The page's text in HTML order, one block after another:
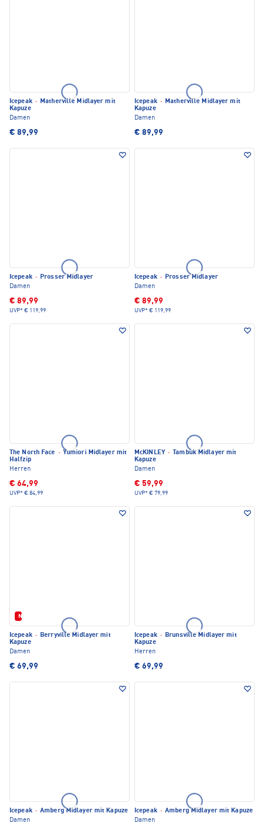
Icepeak · Matherville Midlayer mit
Kapuze
Damen
€ 89,99
Icepeak · Matherville Midlayer mit
Kapuze
Damen
€ 89,99
Icepeak · Prosser Midlayer
Damen
€ 89,99
UVP* € 119,99
Icepeak · Prosser Midlayer
Damen
€ 89,99
UVP* € 119,99
The North Face · Yumiori Midlayer mit
Halfzip
Herren
€ 64,99
UVP* € 84,99
McKINLEY ·
Tambuk Midlayer mit
Kapuze
Damen
€ 59,99
UVP* € 79,99
Neu
Icepeak · Berryville Midlayer mit
Kapuze
Damen
€ 69,99
Icepeak · Brunsville Midlayer mit
Kapuze
Herren
€ 69,99
Icepeak · Amberg Midlayer mit Kapuze
Damen
Icepeak · Amberg Midlayer mit Kapuze
Damen